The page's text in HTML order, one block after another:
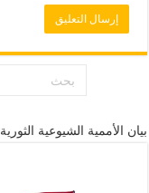
بيان الأممية الشيوعية الثورية